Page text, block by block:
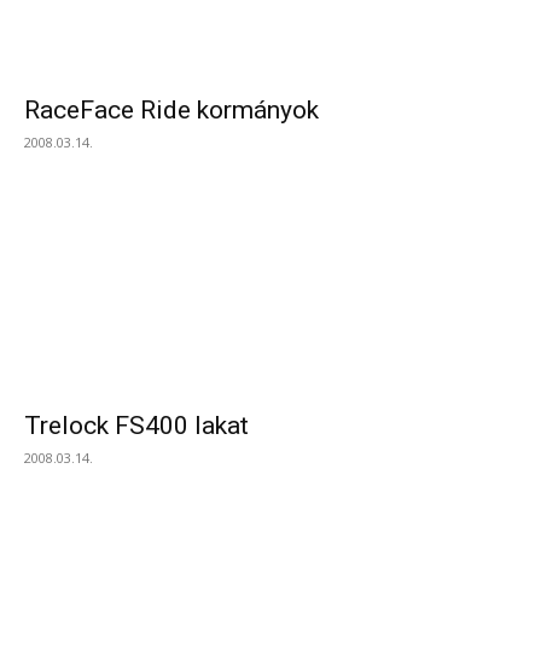
RaceFace Ride kormányok
2008.03.14.
Trelock FS400 lakat
2008.03.14.